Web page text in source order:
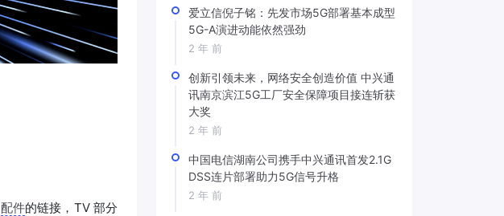
配件的链接，TV 部分
爱立信倪子铭：先发市场5G部署基本成型
5G-A演进动能依然强劲
2 年 前
创新引领未来，网络安全创造价值 中兴通
讯南京滨江5G工厂安全保障项目接连斩获
大奖
2 年 前
中国电信湖南公司携手中兴通讯首发2.1G
DSS连片部署助力5G信号升格
2 年 前